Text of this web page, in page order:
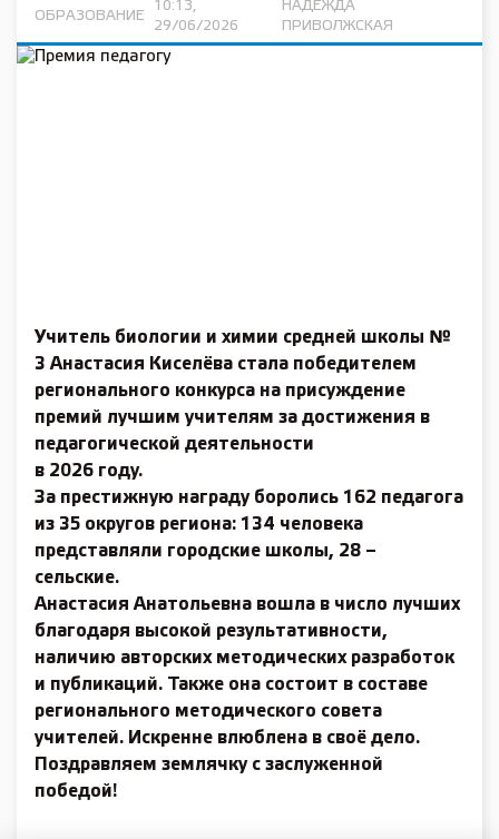
ОБРАЗОВАНИЕ
10:13,
29/06/2026
НАДЕЖДА
ПРИВОЛЖСКАЯ
Учитель биологии и химии средней школы №
3 Анастасия Киселёва стала победителем
регионального конкурса на присуждение
премий лучшим учителям за достижения в
педагогической деятельности
в 2026 году.
За престижную награду боролись 162 педагога
из 35 округов региона: 134 человека
представляли городские школы, 28 –
сельские.
Анастасия Анатольевна вошла в число лучших
благодаря высокой результативности,
наличию авторских методических разработок
и публикаций. Также она состоит в составе
регионального методического совета
учителей. Искренне влюб­лена в своё дело.
Поздравляем землячку с заслуженной
победой!